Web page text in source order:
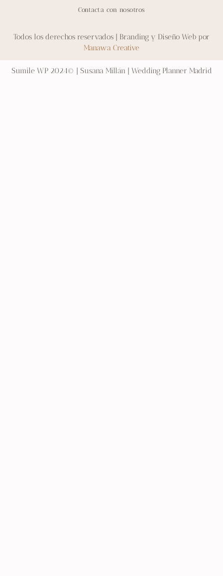
Contacta con nosotros
Todos los derechos reservados | Branding y Diseño Web por
Manawa Creative
Sumile WP 2024© | Susana Millán | Wedding Planner Madrid